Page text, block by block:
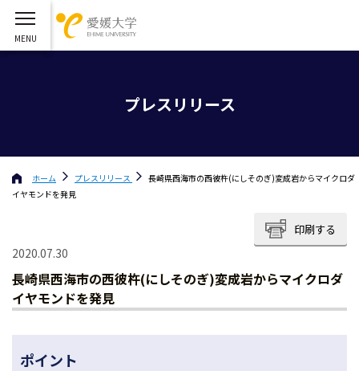
プレスリリース
ホーム プレスリリース
長崎県西海市の西彼杵(にしそのぎ)変成岩からマイクロダ
イヤモンドを発見
印刷する
2020.07.30
長崎県西海市の西彼杵(にしそのぎ)変成岩からマイクロダ
イヤモンドを発見
ポイント